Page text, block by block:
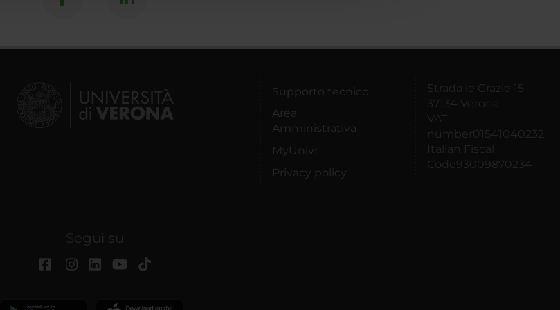
Supporto tecnico
Area
Amministrativa
MyUnivr
Privacy policy
Strada le Grazie 15
37134 Verona
VAT
number01541040232
Italian Fiscal
Code93009870234
Segui su